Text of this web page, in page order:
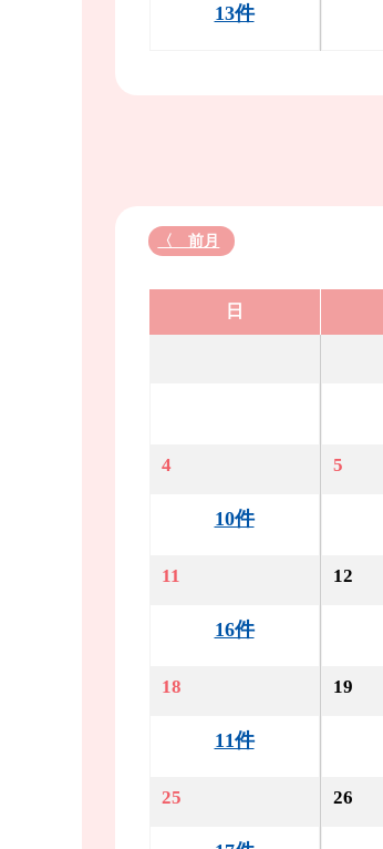
13件
〈 前月
日
4
10件
5
11
16件
12
18
11件
19
25 26